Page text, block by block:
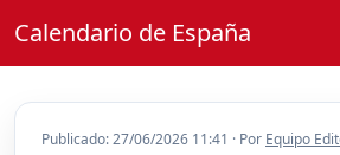
Calendario de España
Publicado: 27/06/2026 11:41 · Por Equipo